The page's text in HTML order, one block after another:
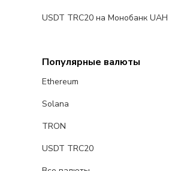
USDT TRC20 на Монобанк UAH
Популярные валюты
Ethereum
Solana
TRON
USDT TRC20